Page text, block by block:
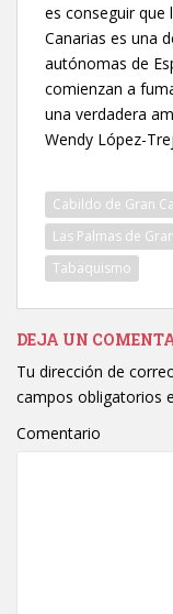
es conseguir que
Canarias es una
autónomas de
comienzan a
una verdadera
Wendy López-
Cabildo de Gran
Las Palmas de
Tabaquismo
DEJA UN
Tu dirección de
campos obligatorios
Comentario